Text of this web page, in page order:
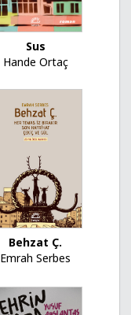
Sus
Hande Ortaç
Behzat Ç.
Emrah Serbes